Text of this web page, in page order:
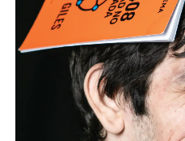
tranquilamente mi
Pero siempre está el
buena conciencia (en mi
cis de más de 40 años) que
que me rehúse.